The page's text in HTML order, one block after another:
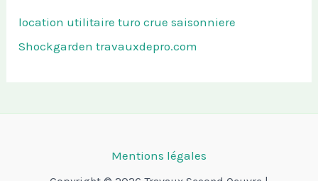
location utilitaire turo crue saisonniere
Shockgarden travauxdepro.com
Mentions légales